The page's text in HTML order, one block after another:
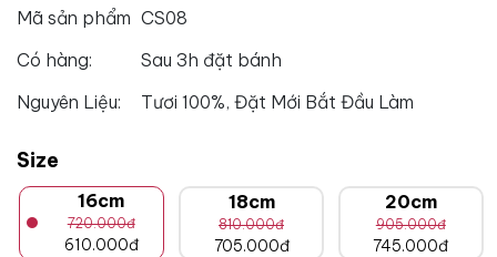
Mã sản phẩm CS08
Có hàng:
Sau 3h đặt bánh
Nguyên Liệu:
Tươi 100%, Đặt Mới Bắt Đầu Làm
Size
16cm
720.000đ
610.000đ
18cm
810.000đ
705.000đ
20cm
905.000đ
745.000đ